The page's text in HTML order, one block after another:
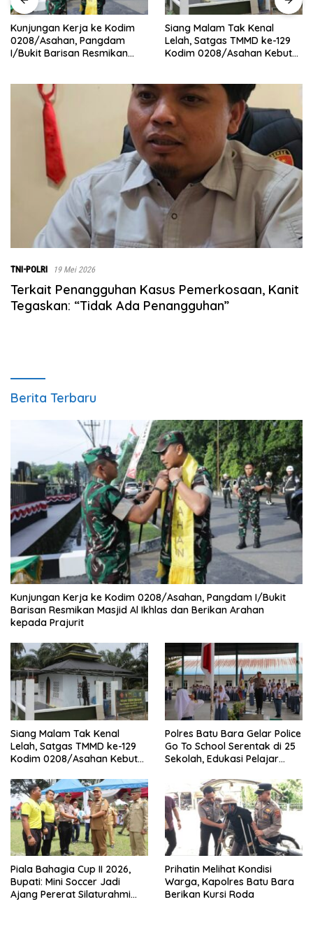
Siang Malam Tak Kenal
Lelah, Satgas TMMD ke-129
Kodim 0208/Asahan Kebut
Polres Batu Bara Gelar Police
Go To School Serentak di 25
Sekolah, Edukasi Pelajar
TNI-POLRI 19 Mei 2026
Terkait Penangguhan Kasus Pemerkosaan, Kanit
Tegaskan: “Tidak Ada Penangguhan”
Berita Terbaru
Kunjungan Kerja ke Kodim 0208/Asahan, Pangdam I/Bukit
Barisan Resmikan Masjid Al Ikhlas dan Berikan Arahan
kepada Prajurit
Siang Malam Tak Kenal
Lelah, Satgas TMMD ke-129
Kodim 0208/Asahan Kebut
Maghribi
Polres Batu Bara Gelar Police
Go To School Serentak di 25
Sekolah, Edukasi Pelajar
Kenakalan Remaja
Piala Bahagia Cup II 2026,
Bupati: Mini Soccer Jadi
Ajang Pererat Silaturahmi
Prihatin Melihat Kondisi
Warga, Kapolres Batu Bara
Berikan Kursi Roda